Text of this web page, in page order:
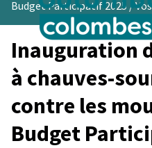
Budget Participatif 2025 /
Inauguration
à chauves-
contre les
Budget